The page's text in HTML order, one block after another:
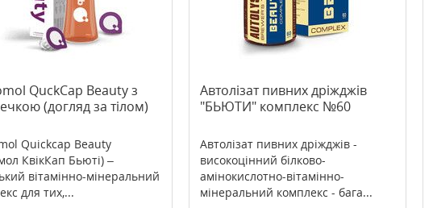
QuckCap Beauty з
(догляд за тілом)
Quickcap Beauty
КвікКап Бьюті) –
вітамінно-мінеральний
для тих,...
Автолізат пивних дріжджів
"БЬЮТИ" комплекс №60
Автолізат пивних дріжджів -
високоцінний білково-
амінокислотно-вітамінно-
мінеральний комплекс - бага...